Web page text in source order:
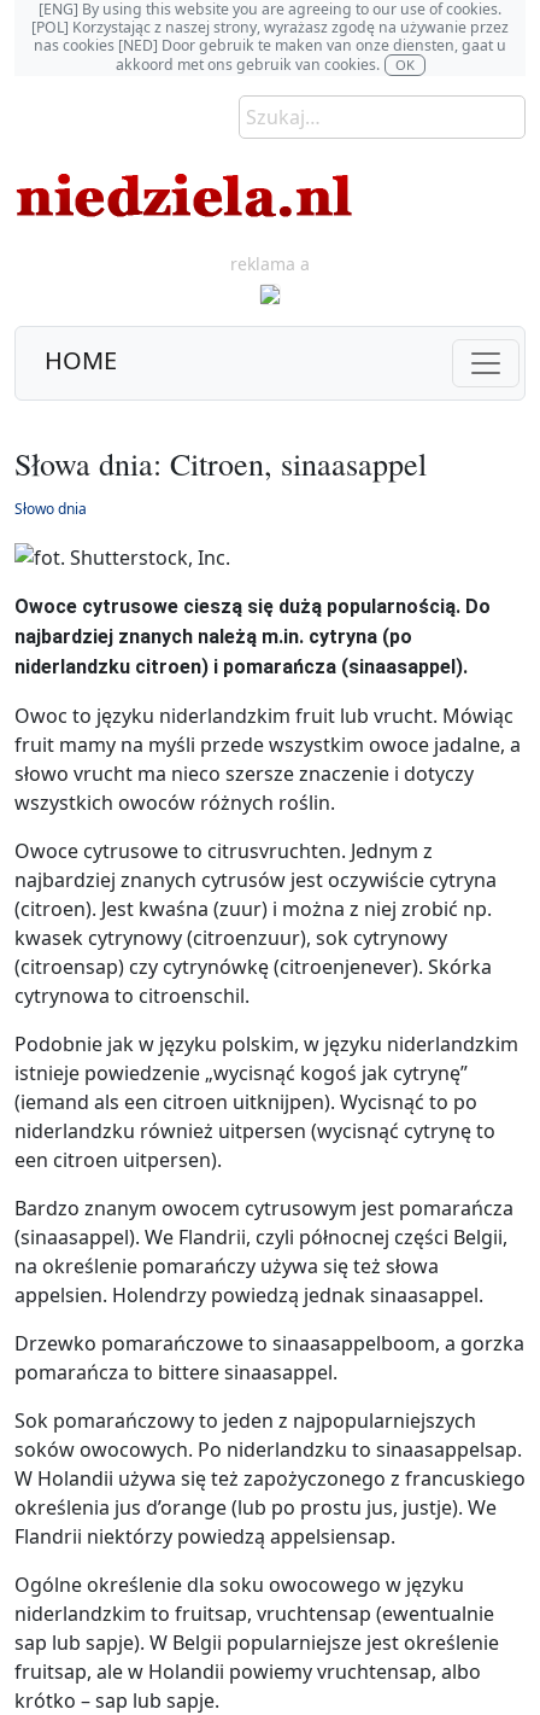
[ENG] By using this website you are agreeing to our use of cookies.
[POL] Korzystając z naszej strony, wyrażasz zgodę na używanie przez
nas cookies [NED] Door gebruik te maken van onze diensten, gaat u
akkoord met ons gebruik van cookies.
OK
reklama a
HOME
Słowa dnia: Citroen, sinaasappel
Słowo dnia
Owoce cytrusowe cieszą się dużą popularnością. Do
najbardziej znanych należą m.in. cytryna (po
niderlandzku citroen) i pomarańcza (sinaasappel).
Owoc to języku niderlandzkim fruit lub vrucht. Mówiąc
fruit mamy na myśli przede wszystkim owoce jadalne, a
słowo vrucht ma nieco szersze znaczenie i dotyczy
wszystkich owoców różnych roślin.
Owoce cytrusowe to citrusvruchten. Jednym z
najbardziej znanych cytrusów jest oczywiście cytryna
(citroen). Jest kwaśna (zuur) i można z niej zrobić np.
kwasek cytrynowy (citroenzuur), sok cytrynowy
(citroensap) czy cytrynówkę (citroenjenever). Skórka
cytrynowa to citroenschil.
Podobnie jak w języku polskim, w języku niderlandzkim
istnieje powiedzenie „wycisnąć kogoś jak cytrynę”
(iemand als een citroen uitknijpen). Wycisnąć to po
niderlandzku również uitpersen (wycisnąć cytrynę to
een citroen uitpersen).
Bardzo znanym owocem cytrusowym jest pomarańcza
(sinaasappel). We Flandrii, czyli północnej części Belgii,
na określenie pomarańczy używa się też słowa
appelsien. Holendrzy powiedzą jednak sinaasappel.
Drzewko pomarańczowe to sinaasappelboom, a gorzka
pomarańcza to bittere sinaasappel.
Sok pomarańczowy to jeden z najpopularniejszych
soków owocowych. Po niderlandzku to sinaasappelsap.
W Holandii używa się też zapożyczonego z francuskiego
określenia jus d’orange (lub po prostu jus, justje). We
Flandrii niektórzy powiedzą appelsiensap.
Ogólne określenie dla soku owocowego w języku
niderlandzkim to fruitsap, vruchtensap (ewentualnie
sap lub sapje). W Belgii popularniejsze jest określenie
fruitsap, ale w Holandii powiemy vruchtensap, albo
krótko – sap lub sapje.